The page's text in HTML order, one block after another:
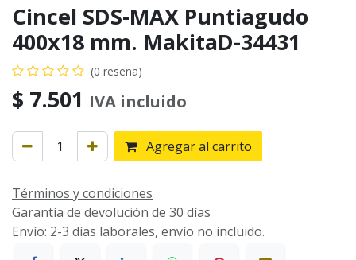
Cincel SDS-MAX Puntiagudo
400x18 mm. MakitaD-34431
(0 reseña)
$ 7.501 IVA incluido
Agregar al carrito
Términos y condiciones
Garantía de devolución de 30 días
Envío: 2-3 días laborales, envío no incluido.